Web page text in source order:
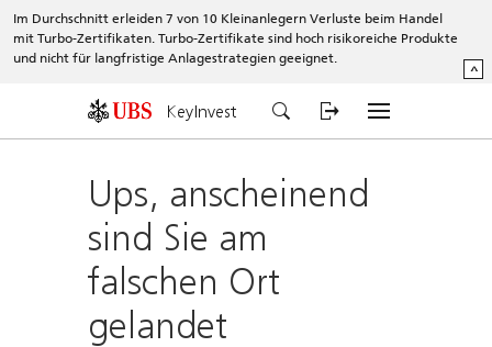
Im Durchschnitt erleiden 7 von 10 Kleinanlegern Verluste beim Handel
mit Turbo-Zertifikaten. Turbo-Zertifikate sind hoch risikoreiche Produkte
und nicht für langfristige Anlagestrategien geeignet.
^
KeyInvest
Ups, anscheinend
sind Sie am
falschen Ort
gelandet